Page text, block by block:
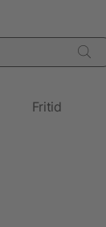
Fritid